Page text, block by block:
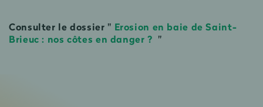
Consulter le dossier " Erosion en baie de Saint-
Brieuc : nos côtes en danger ? "